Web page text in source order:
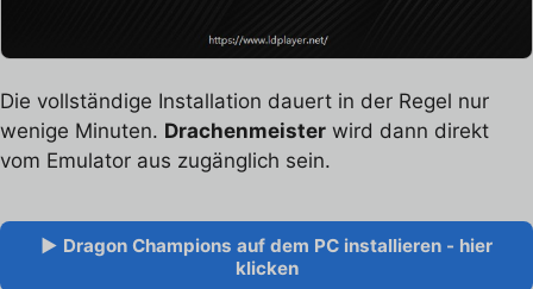
Die vollständige Installation dauert in der Regel nur
wenige Minuten. Drachenmeister wird dann direkt
vom Emulator aus zugänglich sein.
▶ Dragon Champions auf dem PC installieren - hier
klicken